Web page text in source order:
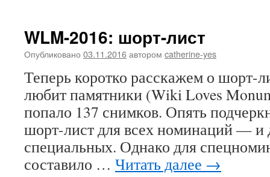
листы
WLM-2016: шорт-лист
Опубликовано 03.11.2016автором catherine-yes
Теперь коротко расскажем о шорт-
любит памятники (Wiki Loves
попало 137 снимков. Опять
шорт-лист для всех номинаций — и
специальных. Однако для
составило … Читать далее →